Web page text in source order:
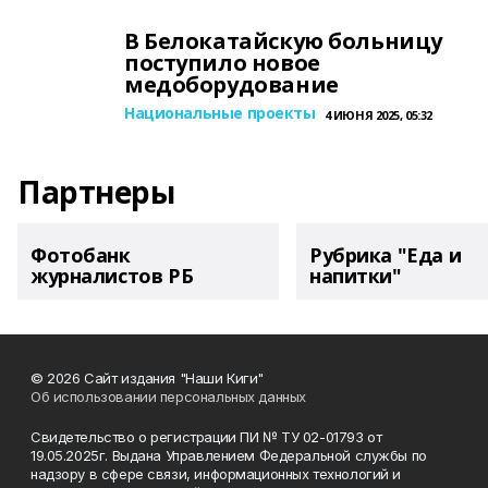
В Белокатайскую больницу
поступило новое
медоборудование
Национальные проекты 4 ИЮНЯ 2025, 05:32
Партнеры
Фотобанк
журналистов РБ
Рубрика "Еда и
напитки"
© 2026 Сайт издания "Наши Киги"
Об использовании персональных данных
Свидетельство о регистрации ПИ № ТУ 02-01793 от
19.05.2025г. Выдана Управлением Федеральной службы по
надзору в сфере связи, информационных технологий и